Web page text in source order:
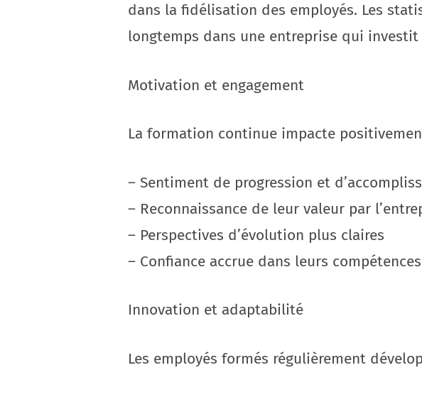
dans la fidélisation des employés. Les
longtemps dans une entreprise qui
Motivation et engagement
La formation continue impacte
– Sentiment de progression et
– Reconnaissance de leur valeur par
– Perspectives d’évolution plus claires
– Confiance accrue dans leurs compétences
Innovation et adaptabilité
Les employés formés régulièrement